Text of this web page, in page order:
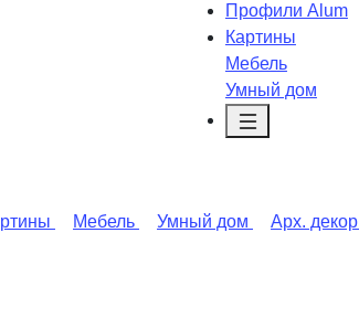
Профили Alum
Картины
Мебель
Умный дом
Мебель Умный дом Арх. декор